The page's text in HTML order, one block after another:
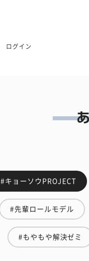
ログイン
#キョーソウPROJECT
#先輩ロールモデル
#もやもや解決ゼミ